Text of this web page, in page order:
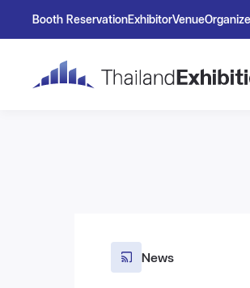
Booth ReservationExhibitorVenue
News